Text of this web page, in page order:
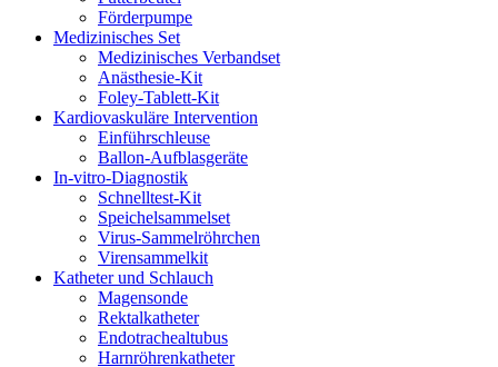
Förderpumpe
Medizinisches Set
Medizinisches Verbandset
Anästhesie-Kit
Foley-Tablett-Kit
Kardiovaskuläre Intervention
Einführschleuse
Ballon-Aufblasgeräte
In-vitro-Diagnostik
Schnelltest-Kit
Speichelsammelset
Virus-Sammelröhrchen
Virensammelkit
Katheter und Schlauch
Magensonde
Rektalkatheter
Endotrachealtubus
Harnröhrenkatheter